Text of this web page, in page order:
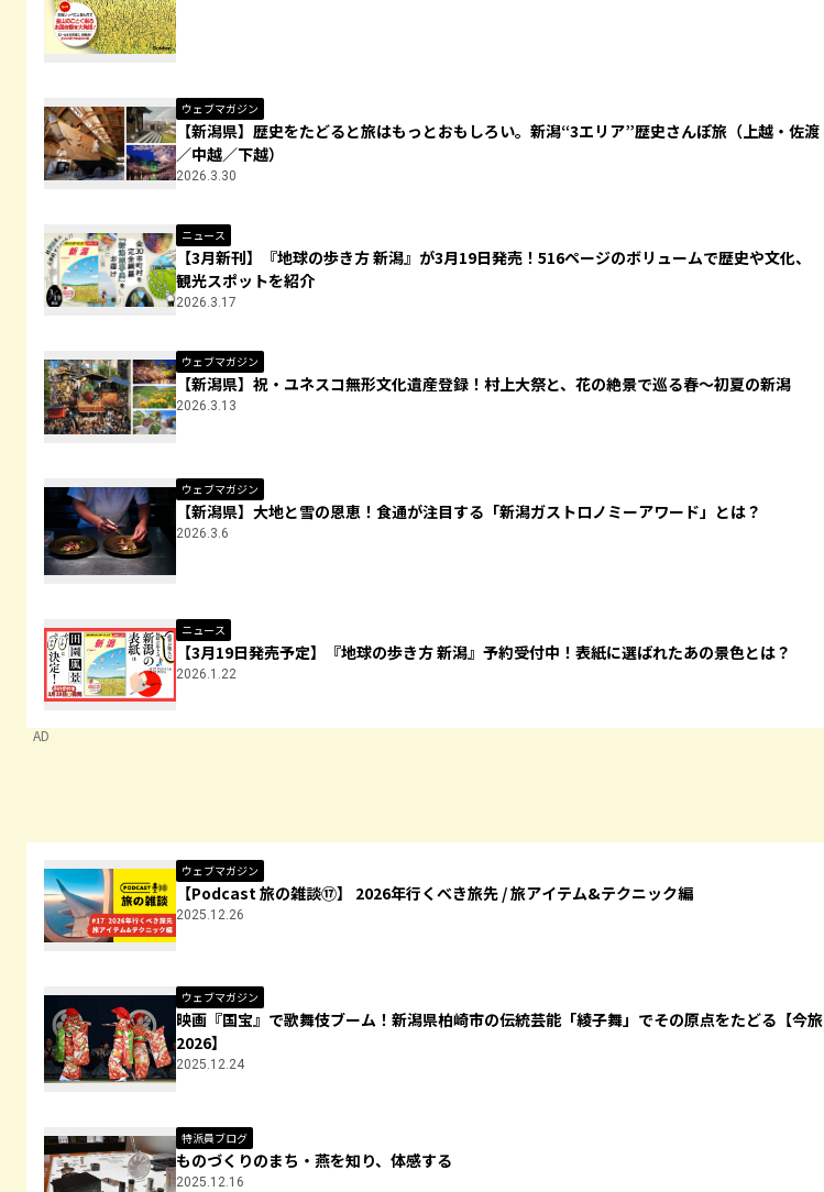
ウェブマガジン
【新潟県】歴史をたどると旅はもっとおもしろい。新潟“3エリア”歴史さんぽ旅（上越・佐渡
／中越／下越）
2026.3.30
ニュース
【3月新刊】『地球の歩き方 新潟』が3月19日発売！516ページのボリュームで歴史や文化、
観光スポットを紹介
2026.3.17
ウェブマガジン
【新潟県】祝・ユネスコ無形文化遺産登録！村上大祭と、花の絶景で巡る春～初夏の新潟
2026.3.13
ウェブマガジン
【新潟県】大地と雪の恩恵！食通が注目する「新潟ガストロノミーアワード」とは？
2026.3.6
ニュース
【3月19日発売予定】『地球の歩き方 新潟』予約受付中！表紙に選ばれたあの景色とは？
2026.1.22
AD
ウェブマガジン
【Podcast 旅の雑談⑰】 2026年行くべき旅先 / 旅アイテム&テクニック編
2025.12.26
ウェブマガジン
映画『国宝』で歌舞伎ブーム！新潟県柏崎市の伝統芸能「綾子舞」でその原点をたどる【今旅
2026】
2025.12.24
特派員ブログ
ものづくりのまち・燕を知り、体感する
2025.12.16